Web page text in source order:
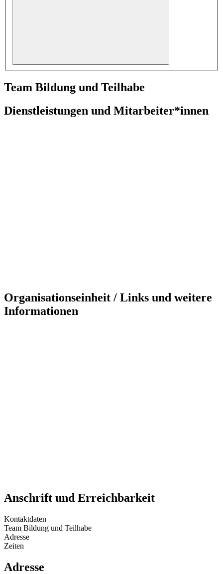
Team Bildung und Teilhabe
Dienstleistungen und Mitarbeiter*innen
Organisationseinheit / Links und weitere
Informationen
Anschrift und Erreichbarkeit
Kontaktdaten
Team Bildung und Teilhabe
Adresse
Zeiten
Adresse